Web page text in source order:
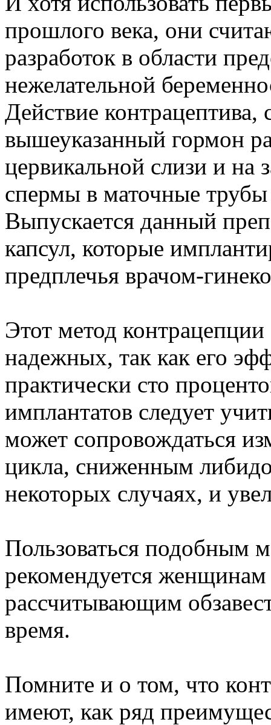
прошлого века, они
разработок в области
нежелательной
Действие контрацептива,
вышеуказанный гормон
цервикальной слизи и на
спермы в маточные трубы
Выпускается данный
капсул, которые
предплечья врачом-
Этот метод
надежных, так как его
практически сто
имплантатов следует
может сопровождаться
цикла, сниженным
некоторых случаях, и
Пользоваться подобным
рекомендуется женщинам
рассчитывающим
время.
Помните и о том, что
имеют, как ряд